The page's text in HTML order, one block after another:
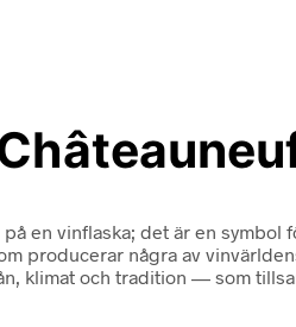
en vinflaska; det är en
producerar några av
klimat och tradition — som